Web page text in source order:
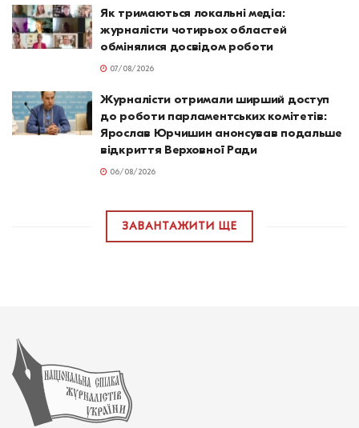
Як тримаються локальні медіа:
журналісти чотирьох областей
обмінялися досвідом роботи
07/08/2026
Журналісти отримали ширший доступ
до роботи парламентських комітетів:
Ярослав Юрчишин анонсував подальше
відкриття Верховної Ради
06/08/2026
ЗАВАНТАЖИТИ ЩЕ